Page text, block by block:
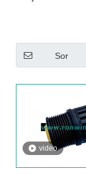
Sor
video